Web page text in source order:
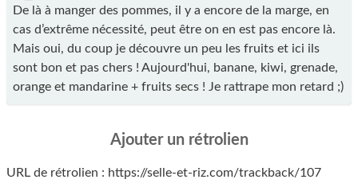
De là à manger des pommes, il y a encore de la marge, en
cas d’extrême nécessité, peut être on en est pas encore là.
Mais oui, du coup je découvre un peu les fruits et ici ils
sont bon et pas chers ! Aujourd'hui, banane, kiwi, grenade,
orange et mandarine + fruits secs ! Je rattrape mon retard ;)
Ajouter un rétrolien
URL de rétrolien : https://selle-et-riz.com/trackback/107